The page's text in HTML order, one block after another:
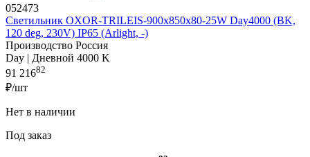
052473
Светильник OXOR-TRILEIS-900x850х80-25W Day4000 (BK,
120 deg, 230V) IP65 (Arlight, -)
Производство Россия
Day | Дневной 4000 K
91 21682
₽/шт
Нет в наличии
Под заказ